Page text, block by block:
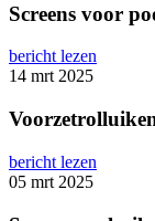
Screens voor
bericht lezen
14 mrt 2025
bericht lezen
05 mrt 2025